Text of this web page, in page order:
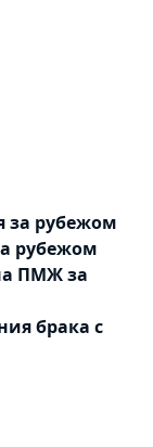
за рубежом
рубежом
ПМЖ за
брака с